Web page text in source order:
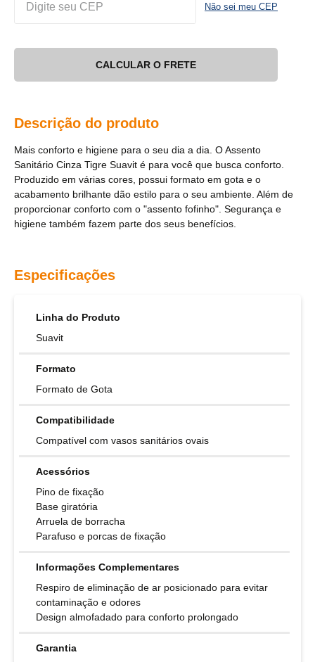
Não sei meu CEP
CALCULAR O FRETE
Descrição do produto
Mais conforto e higiene para o seu dia a dia. O Assento
Sanitário Cinza Tigre Suavit é para você que busca conforto.
Produzido em várias cores, possui formato em gota e o
acabamento brilhante dão estilo para o seu ambiente. Além de
proporcionar conforto com o "assento fofinho". Segurança e
higiene também fazem parte dos seus benefícios.
Especificações
Linha do Produto
Suavit
Formato
Formato de Gota
Compatibilidade
Compatível com vasos sanitários ovais
Acessórios
Pino de fixação
Base giratória
Arruela de borracha
Parafuso e porcas de fixação
Informações Complementares
Respiro de eliminação de ar posicionado para evitar
contaminação e odores
Design almofadado para conforto prolongado
Garantia